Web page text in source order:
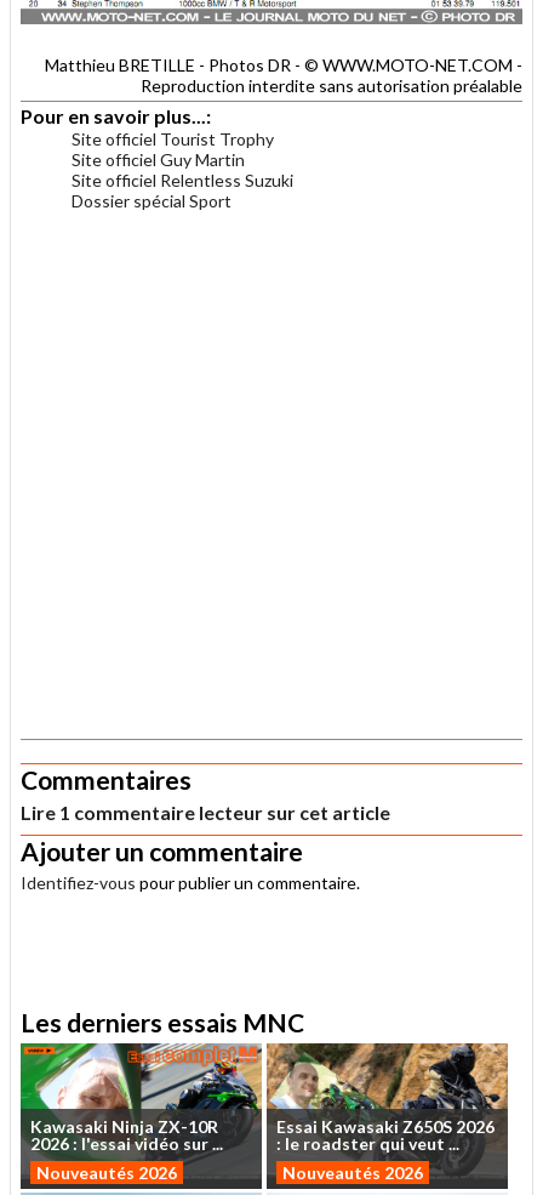
Matthieu BRETILLE - Photos DR - © WWW.MOTO-NET.COM -
Reproduction interdite sans autorisation préalable
Pour en savoir plus...:
Site officiel Tourist Trophy
Site officiel Guy Martin
Site officiel Relentless Suzuki
Dossier spécial Sport
Commentaires
Lire 1 commentaire lecteur sur cet article
Ajouter un commentaire
Identifiez-vous pour publier un commentaire.
Les derniers essais MNC
Kawasaki NinjaZX-10R
2026: l'essaividéo sur...
Nouveautés 2026
Essai Kawasaki Z650S 2026
: le roadsterquiveut ...
Nouveautés 2026